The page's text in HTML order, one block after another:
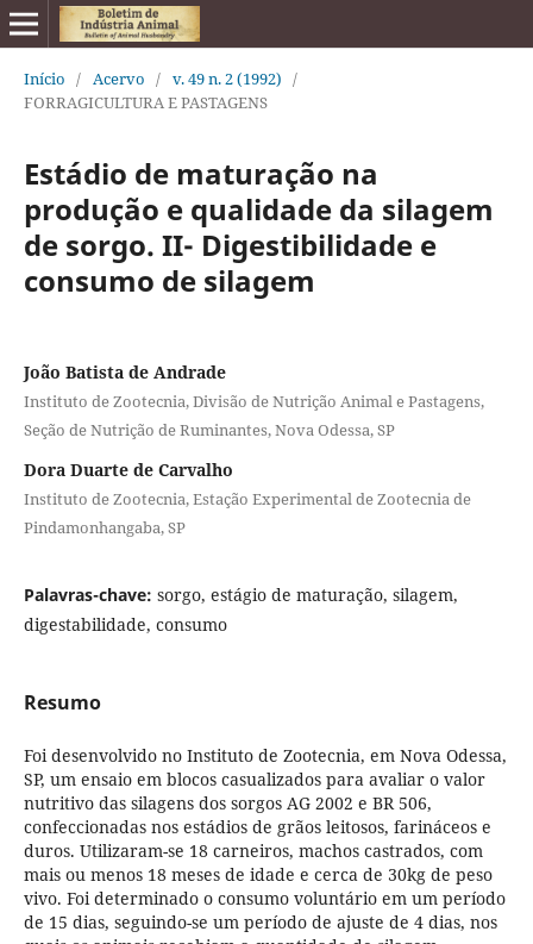
Início / Acervo / v. 49 n. 2 (1992) /
FORRAGICULTURA E PASTAGENS
Estádio de maturação na
produção e qualidade da silagem
de sorgo. II- Digestibilidade e
consumo de silagem
João Batista de Andrade
Instituto de Zootecnia, Divisão de Nutrição Animal e Pastagens,
Seção de Nutrição de Ruminantes, Nova Odessa, SP
Dora Duarte de Carvalho
Instituto de Zootecnia, Estação Experimental de Zootecnia de
Pindamonhangaba, SP
Palavras-chave: sorgo, estágio de maturação, silagem,
digestabilidade, consumo
Resumo
Foi desenvolvido no Instituto de Zootecnia, em Nova Odessa,
SP, um ensaio em blocos casualizados para avaliar o valor
nutritivo das silagens dos sorgos AG 2002 e BR 506,
confeccionadas nos estádios de grãos leitosos, farináceos e
duros. Utilizaram-se 18 carneiros, machos castrados, com
mais ou menos 18 meses de idade e cerca de 30kg de peso
vivo. Foi determinado o consumo voluntário em um período
de 15 dias, seguindo-se um período de ajuste de 4 dias, nos